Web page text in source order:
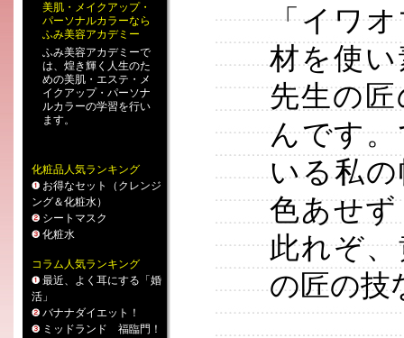
美肌 ・ メイクアップ・
パーソナルカラーなら
ふみ美容アカデミー
ふみ美容アカデミーで
は、煌き輝く人生のた
めの美肌・エステ ・ メ
イクアップ・ パーソナ
ルカラーの学習を行い
ます。
化粧品人気ランキング
お得なセット（クレンジ
ング＆化粧水）
シートマスク
化粧水
コラム人気ランキング
最近、よく耳にする「婚
活」
バナナダイエット！
ミッドランド 福臨門！
「イワ
材を使
先生の
んです
いる私
色あせ
此れぞ
の匠の技